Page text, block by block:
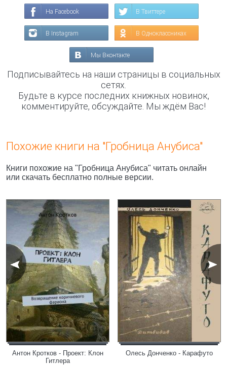
На Facebook В Твиттере
В Instagram В Одноклассниках
Мы Вконтакте
Подписывайтесь на наши страницы в социальных
сетях.
Будьте в курсе последних книжных новинок,
комментируйте, обсуждайте. Мы ждём Вас!
Похожие книги на "Гробница Анубиса"
Книги похожие на "Гробница Анубиса" читать онлайн
или скачать бесплатно полные версии.
Антон Кротков - Проект: Клон
Гитлера
Олесь Донченко - Карафуто